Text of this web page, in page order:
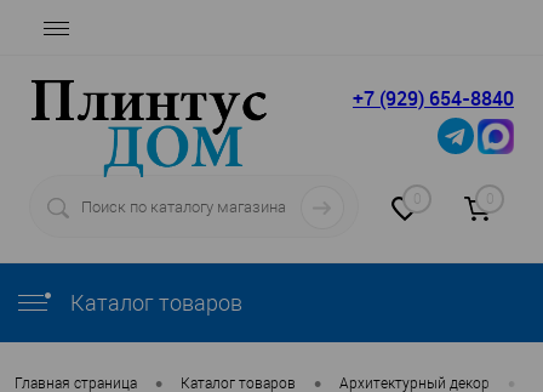
+7 (929) 654-8840
0 0
Каталог товаров
Главная страница • Каталог товаров • Архитектурный декор •